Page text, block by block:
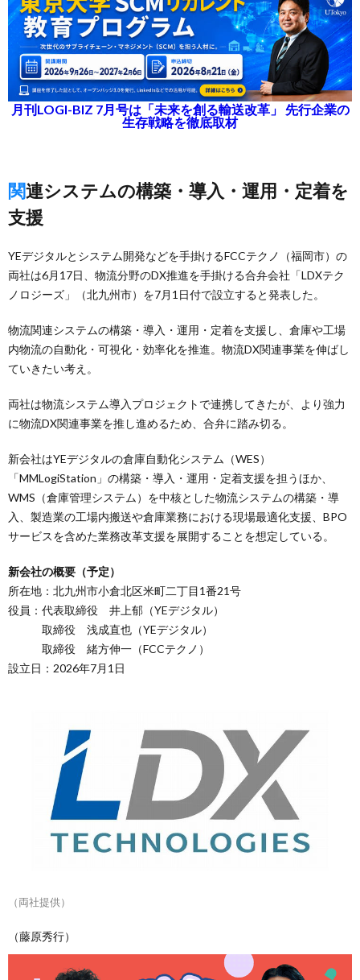
月刊LOGI-BIZ 7月号は「未来を創る輸送改革」 先行企業の
生存戦略を徹底取材
関連システムの構築・導入・運用・定着を
支援
YEデジタルとシステム開発などを手掛けるFCCテクノ（福岡市）の
両社は6月17日、物流分野のDX推進を手掛ける合弁会社「LDXテク
ノロジーズ」（北九州市）を7月1日付で設立すると発表した。
物流関連システムの構築・導入・運用・定着を支援し、倉庫や工場
内物流の自動化・可視化・効率化を推進。物流DX関連事業を伸ばし
ていきたい考え。
両社は物流システム導入プロジェクトで連携してきたが、より強力
に物流DX関連事業を推し進めるため、合弁に踏み切る。
新会社はYEデジタルの倉庫自動化システム（WES）
「MMLogiStation」の構築・導入・運用・定着支援を担うほか、
WMS（倉庫管理システム）を中核とした物流システムの構築・導
入、製造業の工場内搬送や倉庫業務における現場最適化支援、BPO
サービスを含めた業務改革支援を展開することを想定している。
新会社の概要（予定）
所在地：北九州市小倉北区米町二丁目1番21号
役員：代表取締役 井上郁（YEデジタル）
取締役 浅成直也（YEデジタル）
取締役 緒方伸一（FCCテクノ）
設立日：2026年7月1日
（両社提供）
（藤原秀行）